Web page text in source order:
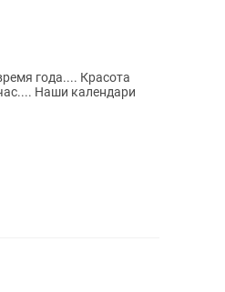
года.... Красота
Наши календари